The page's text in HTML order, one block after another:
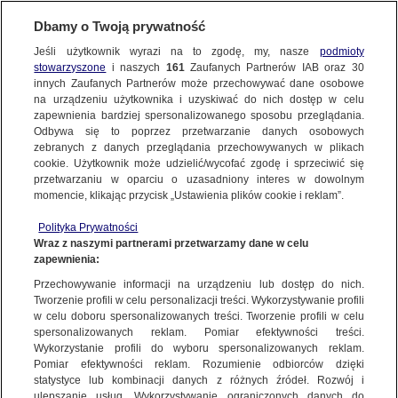
KONTAKT24
Wyślij Materiał
WYŚLIJ MATERIAŁ
NAJNOWSZE
GORĄCE TEMATY
WIĘCEJ
KANAŁY
Dzień dobry!
Jedno konto do wszystkich usług
KONTAKT24|NAJNOWSZE
MATERIAŁ UŻYTKOWNIKA
Wyładowania atmosferyczne, Toruń
Wyładowania atmosferyczne,
Toruń | Meg/ Kontakt24
Wyładowania atmosferyczne,
Dbamy o Twoją prywatność
Jeśli użytkownik wyrazi na to zgodę, my, nasze podmioty
stowarzyszone i naszych 161Zaufanych Partnerów IAB oraz 30
innych Zaufanych Partnerów może przechowywać dane osobowe
na urządzeniu użytkownika i uzyskiwać do nich dostęp w celu
zapewnienia bardziej spersonalizowanego sposobu przeglądania.
Odbywa się to poprzez przetwarzanie danych osobowych
zebranych z danych przeglądania przechowywanych w plikach
cookie. Użytkownik może udzielić/wycofać zgodę i sprzeciwić się
przetwarzaniu w oparciu o uzasadniony interes w dowolnym
momencie, klikając przycisk „Ustawienia plików cookie i reklam”.
Polityka Prywatności
Wraz z naszymi partnerami przetwarzamy dane w celu
zapewnienia:
Przechowywanie informacji na urządzeniu lub dostęp do nich.
Tworzenie profili w celu personalizacji treści. Wykorzystywanie profili
w celu doboru spersonalizowanych treści. Tworzenie profili w celu
spersonalizowanych reklam. Pomiar efektywności treści.
Wykorzystanie profili do wyboru spersonalizowanych reklam.
Pomiar efektywności reklam. Rozumienie odbiorców dzięki
statystyce lub kombinacji danych z różnych źródeł. Rozwój i